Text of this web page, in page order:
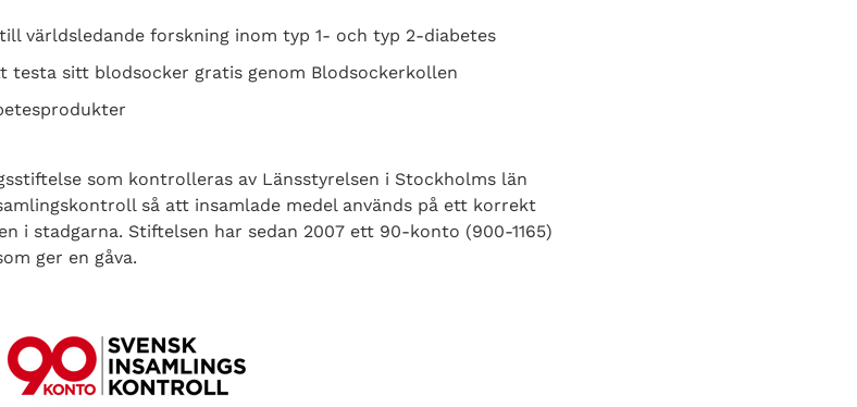
världsledande forskning inom typ 1- och typ 2-diabetes
testa sitt blodsocker gratis genom Blodsockerkollen
som kontrolleras av Länsstyrelsen i Stockholms län
så att insamlade medel används på ett korrekt
i stadgarna. Stiftelsen har sedan 2007 ett 90-konto (900-1165)
ger en gåva.